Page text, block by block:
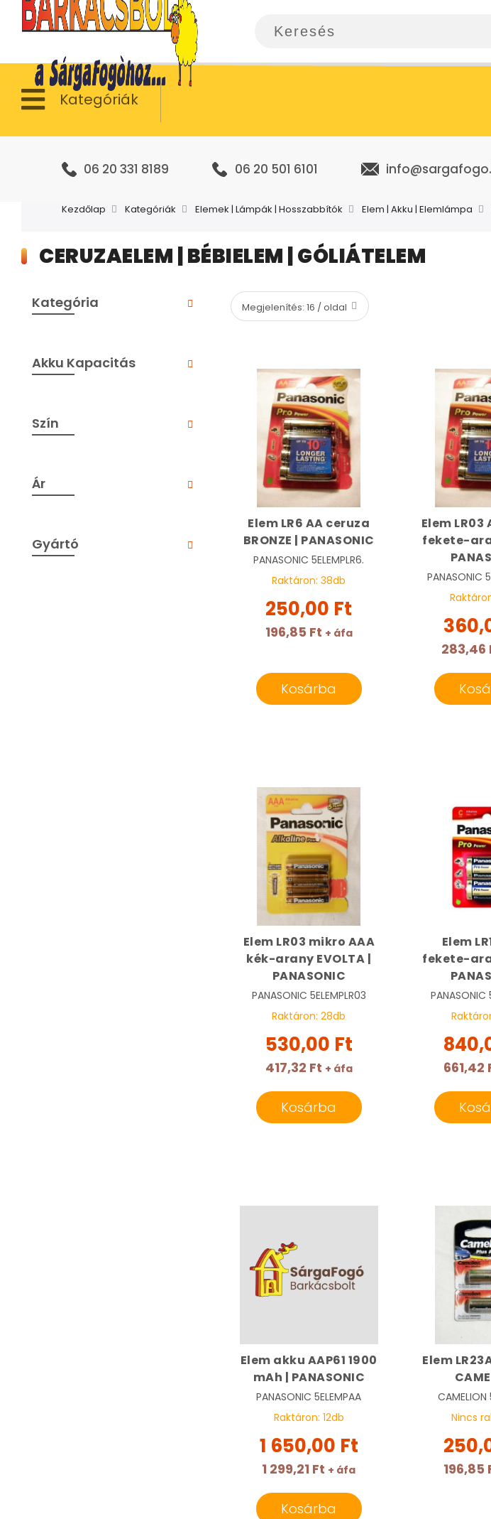
Kategóriák
06 20 331 8189 06 20 501 6101
Kezdőlap Kategóriák Elemek | Lámpák | Hosszabbítók Elem | Akku | Elemlámpa
CERUZAELEM | BÉBIELEM | GÓLIÁTELEM
Elem LR6 AA ceruza
BRONZE | PANASONIC
PANASONIC 5ELEMPLR6.
Raktáron:38db
250,00 Ft
196,85 Ft + áfa
Kosárba
Elem LR03
fekete-
PANASONIC
283,46
Elem LR03 mikro AAA
kék-arany EVOLTA |
PANASONIC
PANASONIC 5ELEMPLR03
Raktáron:28db
530,00 Ft
417,32 Ft + áfa
Kosárba
Elem
fekete-
PANASONIC
661,42
Elem akku AAP61 1900
mAh | PANASONIC
PANASONIC 5ELEMPAA
Raktáron: 12db
1 650,00 Ft
1 299,21 Ft + áfa
Kosárba
Elem
CAMELION
Nincs
196,85
Kategória
Akku Kapacitás
Szín
Ár
Gyártó